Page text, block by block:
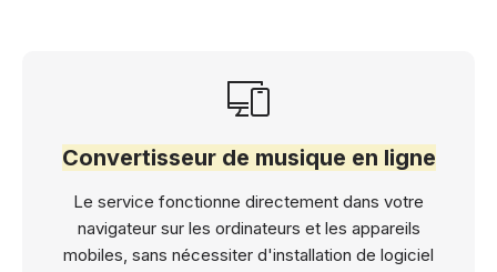
Convertisseur de musique en ligne
Le service fonctionne directement dans votre
navigateur sur les ordinateurs et les appareils
mobiles, sans nécessiter d'installation de logiciel